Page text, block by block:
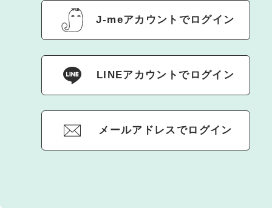
J-meアカウントでログイン
LINEアカウントでログイン
メールアドレスでログイン